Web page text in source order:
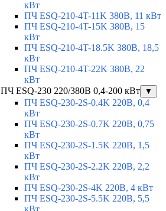
кВт
ПЧ ESQ-210-4T-11K 380В, 11 кВт
ПЧ ESQ-210-4T-15K 380В, 15
кВт
ПЧ ESQ-210-4T-18.5K 380В, 18,5
кВт
ПЧ ESQ-210-4T-22K 380В, 22
кВт
ПЧ ESQ-230 220/380В 0,4-200 кВт
▼
ПЧ ESQ-230-2S-0.4K 220В, 0,4
кВт
ПЧ ESQ-230-2S-0.7K 220В, 0,75
кВт
ПЧ ESQ-230-2S-1.5K 220В, 1,5
кВт
ПЧ ESQ-230-2S-2.2K 220В, 2,2
кВт
ПЧ ESQ-230-2S-4K 220В, 4 кВт
ПЧ ESQ-230-2S-5.5K 220В, 5,5